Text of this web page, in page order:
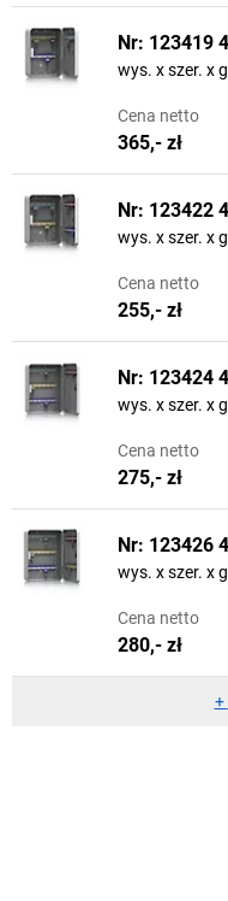
Nr: 123419
wys. x szer. x
Cena netto
365,- zł
Nr: 123422
wys. x szer. x
Cena netto
255,- zł
Nr: 123424
wys. x szer. x
Cena netto
275,- zł
Nr: 123426
wys. x szer. x
Cena netto
280,- zł
+